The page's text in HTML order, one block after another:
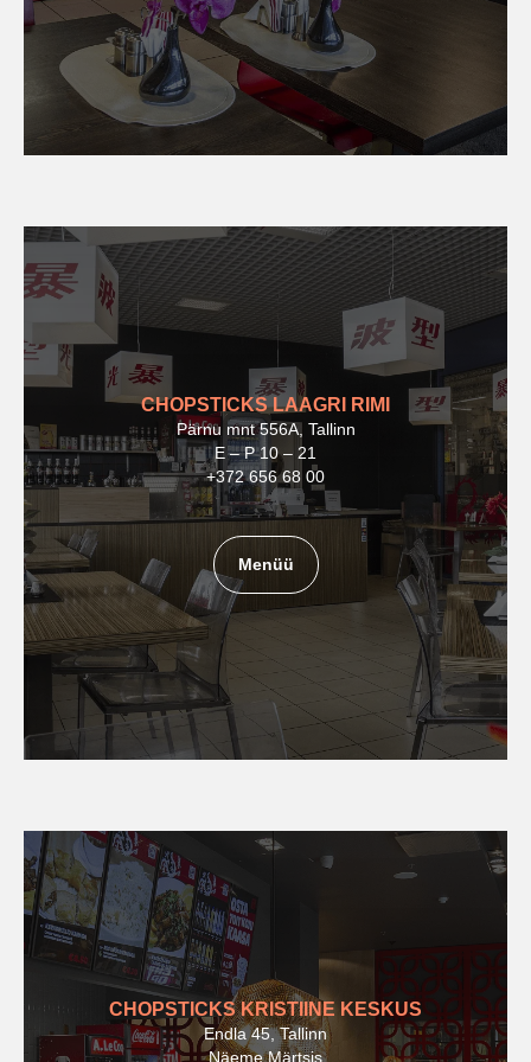
CHOPSTICKS LAAGRI RIMI
Pärnu mnt 556A, Tallinn
E – P 10 – 21
+372 656 68 00
Menüü
CHOPSTICKS KRISTIINE KESKUS
Endla 45, Tallinn
Näeme Märtsis